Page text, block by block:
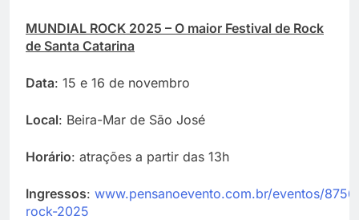
MUNDIAL ROCK 2025 – O maior Festival de Rock
de Santa Catarina
Data: 15 e 16 de novembro
Local: Beira-Mar de São José
Horário: atrações a partir das 13h
Ingressos: www.pensanoevento.com.br/eventos/
rock-2025